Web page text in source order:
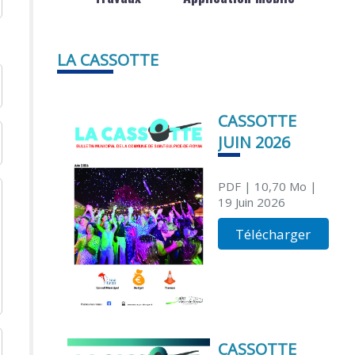
LA CASSOTTE
CASSOTTE
JUIN 2026
PDF| 10,70 Mo |
19 Juin 2026
Télécharger
CASSOTTE